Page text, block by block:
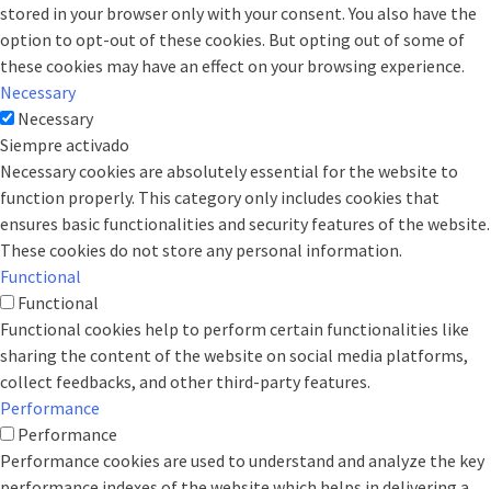
stored in your browser only with your consent. You also have the
option to opt-out of these cookies. But opting out of some of
these cookies may have an effect on your browsing experience.
Necessary
Necessary
Siempre activado
Necessary cookies are absolutely essential for the website to
function properly. This category only includes cookies that
ensures basic functionalities and security features of the website.
These cookies do not store any personal information.
Functional
Functional
Functional cookies help to perform certain functionalities like
sharing the content of the website on social media platforms,
collect feedbacks, and other third-party features.
Performance
Performance
Performance cookies are used to understand and analyze the key